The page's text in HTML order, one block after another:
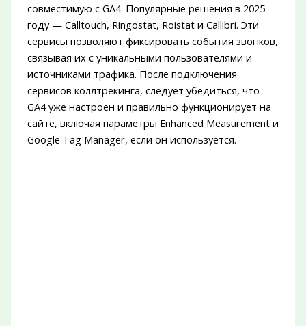
совместимую с GA4. Популярные решения в 2025
году — Calltouch, Ringostat, Roistat и Callibri. Эти
сервисы позволяют фиксировать события звонков,
связывая их с уникальными пользователями и
источниками трафика. После подключения
сервисов коллтрекинга, следует убедиться, что
GA4 уже настроен и правильно функционирует на
сайте, включая параметры Enhanced Measurement и
Google Tag Manager, если он используется.